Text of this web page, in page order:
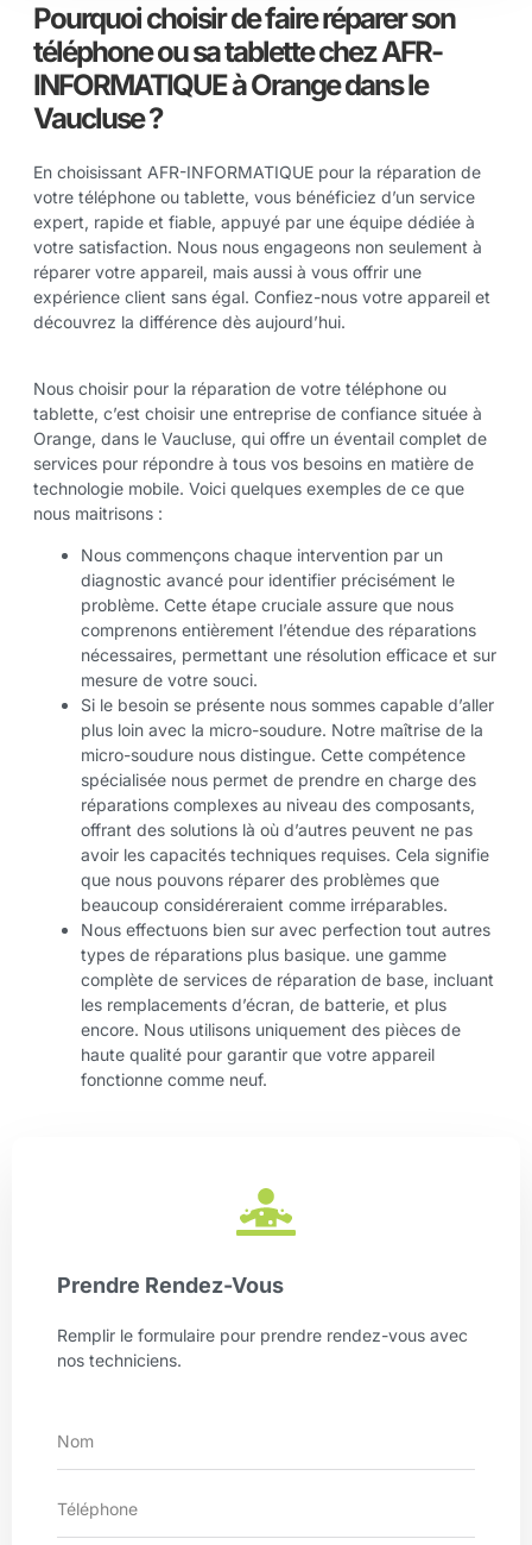
Pourquoi choisir de faire réparer son
téléphone ou sa tablette chez AFR-
INFORMATIQUE à Orange dans le
Vaucluse ?
En choisissant AFR-INFORMATIQUE pour la réparation de
votre téléphone ou tablette, vous bénéficiez d’un service
expert, rapide et fiable, appuyé par une équipe dédiée à
votre satisfaction. Nous nous engageons non seulement à
réparer votre appareil, mais aussi à vous offrir une
expérience client sans égal. Confiez-nous votre appareil et
découvrez la différence dès aujourd’hui.
Nous choisir pour la réparation de votre téléphone ou
tablette, c’est choisir une entreprise de confiance située à
Orange, dans le Vaucluse, qui offre un éventail complet de
services pour répondre à tous vos besoins en matière de
technologie mobile. Voici quelques exemples de ce que
nous maitrisons :
Nous commençons chaque intervention par un
diagnostic avancé pour identifier précisément le
problème. Cette étape cruciale assure que nous
comprenons entièrement l’étendue des réparations
nécessaires, permettant une résolution efficace et sur
mesure de votre souci.
Si le besoin se présente nous sommes capable d’aller
plus loin avec la micro-soudure. Notre maîtrise de la
micro-soudure nous distingue. Cette compétence
spécialisée nous permet de prendre en charge des
réparations complexes au niveau des composants,
offrant des solutions là où d’autres peuvent ne pas
avoir les capacités techniques requises. Cela signifie
que nous pouvons réparer des problèmes que
beaucoup considéreraient comme irréparables.
Nous effectuons bien sur avec perfection tout autres
types de réparations plus basique. une gamme
complète de services de réparation de base, incluant
les remplacements d’écran, de batterie, et plus
encore. Nous utilisons uniquement des pièces de
haute qualité pour garantir que votre appareil
fonctionne comme neuf.
Prendre Rendez-Vous
Remplir le formulaire pour prendre rendez-vous avec
nos techniciens.